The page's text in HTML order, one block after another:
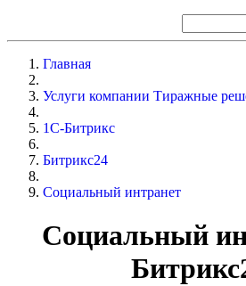
Главная
Услуги компании Тиражные
1C-Битрикс
Битрикс24
Социальный интранет
Социальный